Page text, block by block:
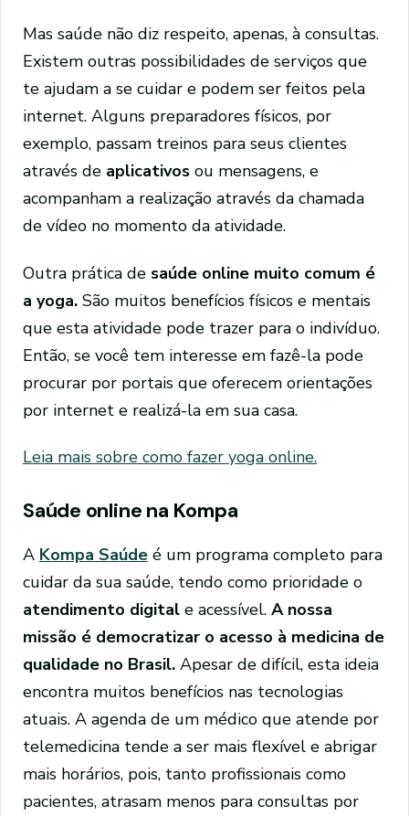
Mas saúde não diz respeito, apenas, à consultas.
Existem outras possibilidades de serviços que
te ajudam a se cuidar e podem ser feitos pela
internet. Alguns preparadores físicos, por
exemplo, passam treinos para seus clientes
através de aplicativos ou mensagens, e
acompanham a realização através da chamada
de vídeo no momento da atividade.
Outra prática de saúde online muito comum é
a yoga. São muitos benefícios físicos e mentais
que esta atividade pode trazer para o indivíduo.
Então, se você tem interesse em fazê-la pode
procurar por portais que oferecem orientações
por internet e realizá-la em sua casa.
Leia mais sobre como fazer yoga online.
Saúde online na Kompa
A Kompa Saúde é um programa completo para
cuidar da sua saúde, tendo como prioridade o
atendimento digital e acessível. A nossa
missão é democratizar o acesso à medicina de
qualidade no Brasil. Apesar de difícil, esta ideia
encontra muitos benefícios nas tecnologias
atuais. A agenda de um médico que atende por
telemedicina tende a ser mais flexível e abrigar
mais horários, pois, tanto profissionais como
pacientes, atrasam menos para consultas por